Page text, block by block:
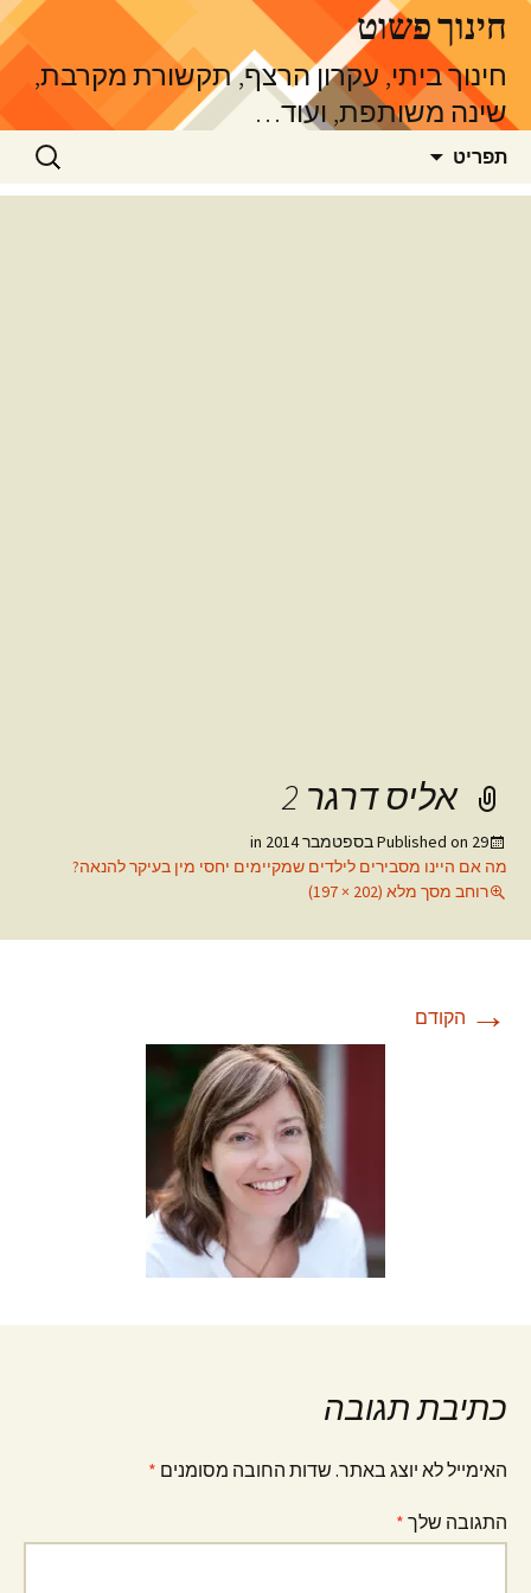
לדלג
לתוכןחינוך פשוט
חינוך ביתי, עקרון הרצף, תקשורת מקרבת,
שינה משותפת, ועוד…
תפריט חיפוש:
אליס דרגר 2
Published on 29 בספטמבר 2014
מה אם היינו מסבירים לילדים שמקיימים יחסי מין בעיקר להנאה?
רוחב מסך מלא (202 × 197)
→ הקודם
כתיבת תגובה
האימייל לא יוצג באתר. שדות החובה מסומנים *
התגובה שלך *